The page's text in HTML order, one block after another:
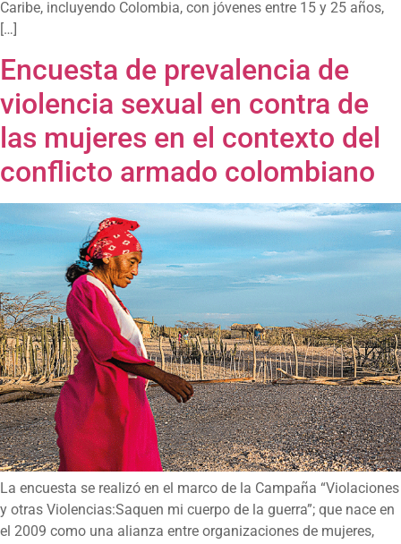
Caribe, incluyendo Colombia, con jóvenes entre 15 y 25 años,
[…]
Encuesta de prevalencia de
violencia sexual en contra de
las mujeres en el contexto del
conflicto armado colombiano
La encuesta se realizó en el marco de la Campaña “Violaciones
y otras Violencias:Saquen mi cuerpo de la guerra”; que nace en
el 2009 como una alianza entre organizaciones de mujeres,